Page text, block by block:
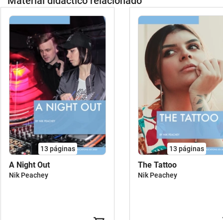
13 páginas
A Night Out
Nik Peachey
13 páginas
The Tattoo
Nik Peachey